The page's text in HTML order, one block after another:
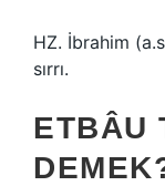
HZ. İbrahim
sırrı.
ETBÂU